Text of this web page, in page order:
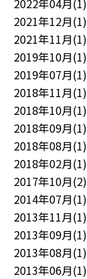
2021年12月(1)
2021年11月(1)
2019年10月(1)
2019年07月(1)
2018年11月(1)
2018年10月(1)
2018年09月(1)
2018年08月(1)
2018年02月(1)
2017年10月(2)
2014年07月(1)
2013年11月(1)
2013年09月(1)
2013年08月(1)
2013年06月(1)